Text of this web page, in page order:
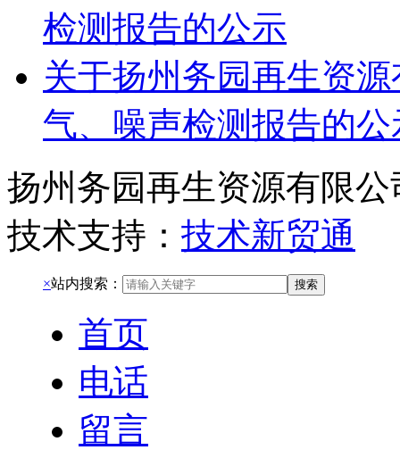
检测报告的公示
关于扬州务园再生资
气、噪声检测报告的公
扬州务园再生资源有限
技术支持： 技术新贸通
×站内搜索： 搜索
首页
电话
留言